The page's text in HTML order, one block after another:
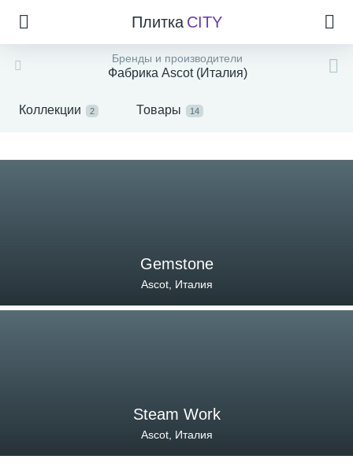
Плитка CITY
Бренды и производители
Фабрика Ascot (Италия)
Коллекции 2 Товары 14
Gemstone
Ascot, Италия
Steam Work
Ascot, Италия